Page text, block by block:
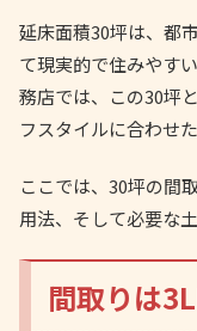
延床面積30坪は、都
て現実的で住みやす
務店では、この30坪
フスタイルに合わせ
ここでは、30坪の間
用法、そして必要な
間取りは